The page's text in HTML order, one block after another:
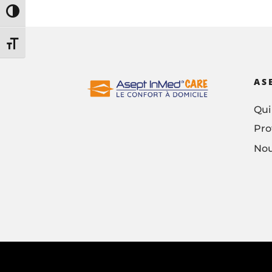
Passer en contraste élevé
Changer la taille de la police